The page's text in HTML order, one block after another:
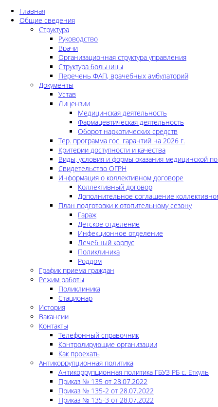
Главная
Общие сведения
Структура
Руководство
Врачи
Организационная структура управления
Структура больницы
Перечень ФАП, врачебных амбулаторий
Документы
Устав
Лицензии
Медицинская деятельность
Фармацевтическая деятельность
Оборот наркотических средств
Тер. программа гос. гарантий на 2026 г.
Критерии доступности и качества
Виды, условия и формы оказания медицинской
Свидетельство ОГРН
Информация о коллективном договоре
Коллективный договор
Дополнительное соглашение
План подготовки к отопительному сезону
Гараж
Детское отделение
Инфекционное отделение
Лечебный корпус
Поликлиника
Роддом
График приема граждан
Режим работы
Поликлиника
Стационар
История
Вакансии
Контакты
Телефонный справочник
Контролирующие организации
Как проехать
Антикоррупционная политика
Антикоррупционная политика ГБУЗ РБ с. Еткуль
Приказ № 135 от 28.07.2022
Приказ № 135-2 от 28.07.2022
Приказ № 135-3 от 28.07.2022